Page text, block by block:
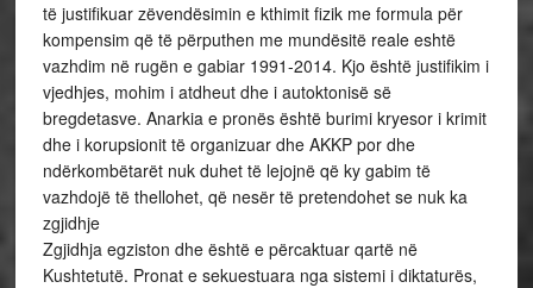
të justifikuar zëvendësimin e kthimit fizik me formula për
kompensim që të përputhen me mundësitë reale eshtë
vazhdim në rugën e gabiar 1991-2014. Kjo është justifikim i
vjedhjes, mohim i atdheut dhe i autoktonisë së
bregdetasve. Anarkia e pronës është burimi kryesor i krimit
dhe i korupsionit të organizuar dhe AKKP por dhe
ndërkombëtarët nuk duhet të lejojnë që ky gabim të
vazhdojë të thellohet, që nesër të pretendohet se nuk ka
zgjidhje
Zgjidhja egziston dhe është e përcaktuar qartë në
Kushtetutë. Pronat e sekuestuara nga sistemi i diktaturës,